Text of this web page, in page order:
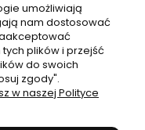
umożliwiają
nam dostosować
plików i przejść
do swoich
zgody".
w naszej Polityce